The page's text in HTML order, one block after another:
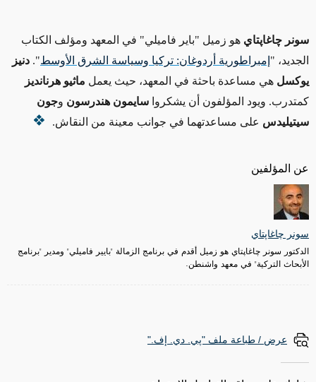
عن المؤلفين
سونر چاغاپتاي
الدكتور سونر چاغاپتاي هو زميل أقدم في برنامج الزمالة "بايير فاميلي" ومدير "برنامج
الأبحاث التركية" في معهد واشنطن.
سونر چاغاپتاي هو زميل "باير فاميلي" في المعهد ومؤلف الكتاب
الجديد، " إمبراطورية أردوغان: تركيا وسياسة الشرق الأوسط". دنيز
يوكسل هي مساعدة باحثة في المعهد، حيث يعمل ماثيو هرنانديز
كمتدرب. ويود المؤلفون أن يشكروا سايمون هندرسون وجون
سيتيليدس على مساعدتهما في جوانب معينة من النقاش.
عرض / طباعة ملف "پي. دي. إف."